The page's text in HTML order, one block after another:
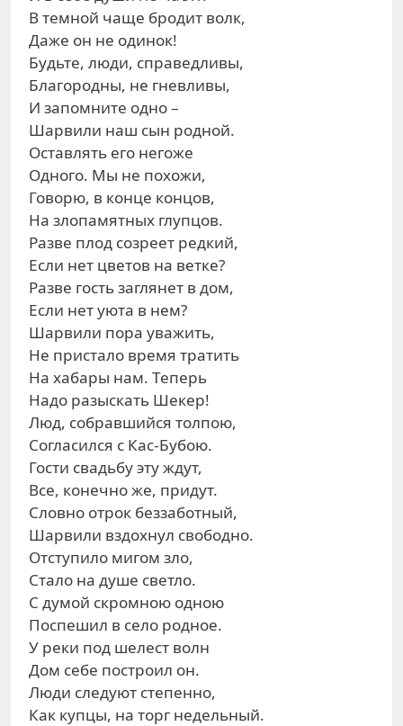
В темной чаще бродит волк,
Даже он не одинок!
Будьте, люди, справедливы,
Благородны, не гневливы,
И запомните одно –
Шарвили наш сын родной.
Оставлять его негоже
Одного. Мы не похожи,
Говорю, в конце концов,
На злопамятных глупцов.
Разве плод созреет редкий,
Если нет цветов на ветке?
Разве гость заглянет в дом,
Если нет уюта в нем?
Шарвили пора уважить,
Не пристало время тратить
На хабары нам. Теперь
Надо разыскать Шекер!
Люд, собравшийся толпою,
Согласился с Кас-Бубою.
Гости свадьбу эту ждут,
Все, конечно же, придут.
Словно отрок беззаботный,
Шарвили вздохнул свободно.
Отступило мигом зло,
Стало на душе светло.
С думой скромною одною
Поспешил в село родное.
У реки под шелест волн
Дом себе построил он.
Люди следуют степенно,
Как купцы, на торг недельный.